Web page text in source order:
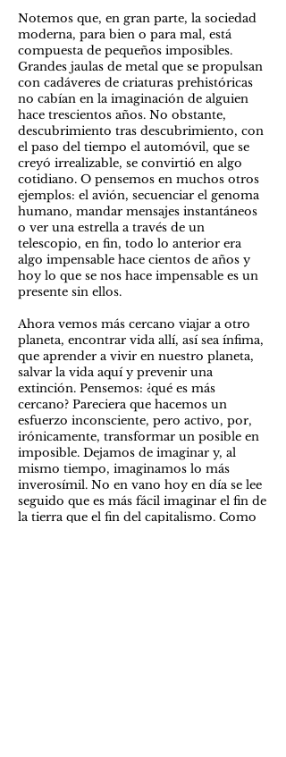
Notemos que, en gran parte, la sociedad
moderna, para bien o para mal, está
compuesta de pequeños imposibles.
Grandes jaulas de metal que se propulsan
con cadáveres de criaturas prehistóricas
no cabían en la imaginación de alguien
hace trescientos años. No obstante,
descubrimiento tras descubrimiento, con
el paso del tiempo el automóvil, que se
creyó irrealizable, se convirtió en algo
cotidiano. O pensemos en muchos otros
ejemplos: el avión, secuenciar el genoma
humano, mandar mensajes instantáneos
o ver una estrella a través de un
telescopio, en fin, todo lo anterior era
algo impensable hace cientos de años y
hoy lo que se nos hace impensable es un
presente sin ellos.
Ahora vemos más cercano viajar a otro
planeta, encontrar vida allí, así sea ínfima,
que aprender a vivir en nuestro planeta,
salvar la vida aquí y prevenir una
extinción. Pensemos: ¿qué es más
cercano? Pareciera que hacemos un
esfuerzo inconsciente, pero activo, por,
irónicamente, transformar un posible en
imposible. Dejamos de imaginar y, al
mismo tiempo, imaginamos lo más
inverosímil. No en vano hoy en día se lee
seguido que es más fácil imaginar el fin de
la tierra que el fin del capitalismo. Como